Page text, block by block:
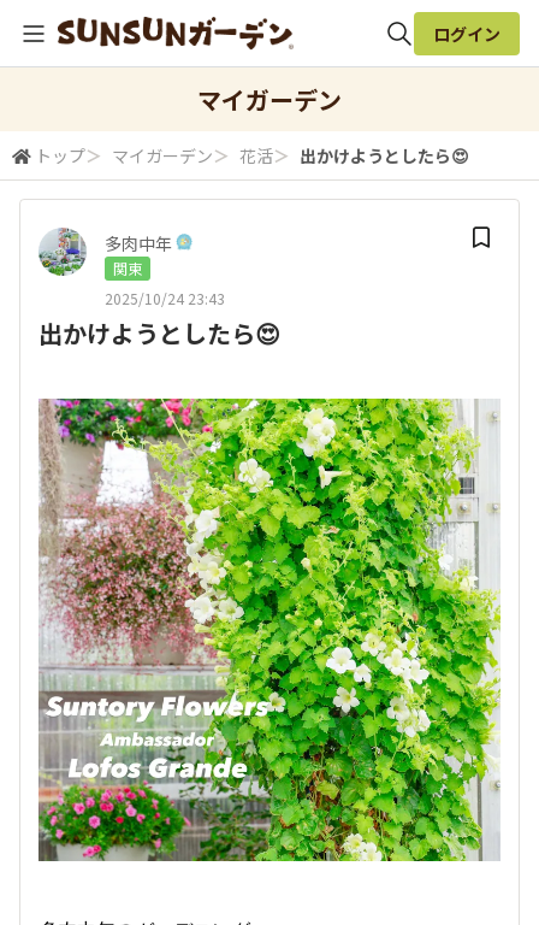
検索
ログイン
マイガーデン
トップ＞ マイガーデン＞ 花活＞ 出かけようとしたら😍
多肉中年
関東
2025/10/24 23:43
出かけようとしたら😍